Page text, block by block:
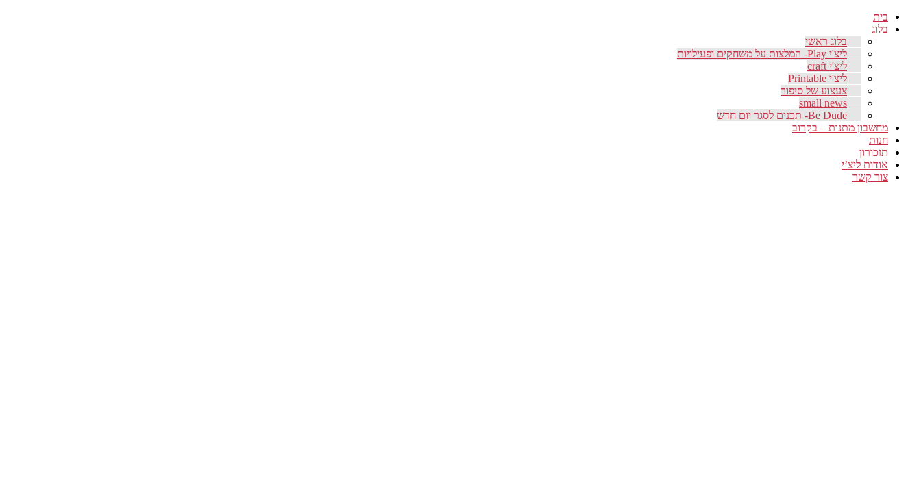
בית
בלוג
בלוג ראשי
ליצ'י Play- המלצות על משחקים ופעילויות
ליצ'י craft
ליצ'י Printable
צעצוע של סיפור
small news
Be Dude- תכנים לסגר יום חדש
מחשבון מתנות – בקרוב
חנות
תזכורון
אודות ליצ’י
צור קשר